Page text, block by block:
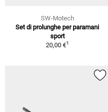
SW-Motech
Set di prolunghe per paramani
sport
20,00 €1